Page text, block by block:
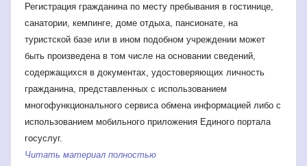
Регистрация гражданина по месту пребывания в гостинице,
санатории, кемпинге, доме отдыха, пансионате, на
туристской базе или в ином подобном учреждении может
быть произведена в том числе на основании сведений,
содержащихся в документах, удостоверяющих личность
гражданина, представленных с использованием
многофункционального сервиса обмена информацией либо с
использованием мобильного приложения Единого портала
госуслуг.
Читать материал полностью